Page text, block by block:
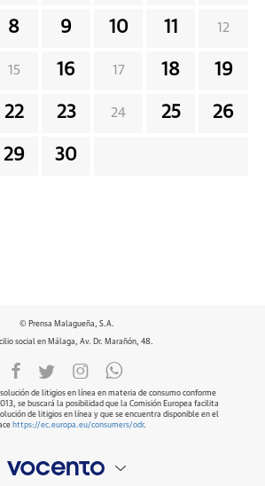
8 9 10 11 12
15 16 17 18 19
22 23 24 25 26
29 30
© Prensa Malagueña, S.A.
social en Málaga, Av. Dr. Marañón, 48.
de litigios en línea en materia de consumo conforme
se buscará la posibilidad que la Comisión Europea facilita
de litigios en línea y que se encuentra disponible en el
https://ec.europa.eu/consumers/odr.